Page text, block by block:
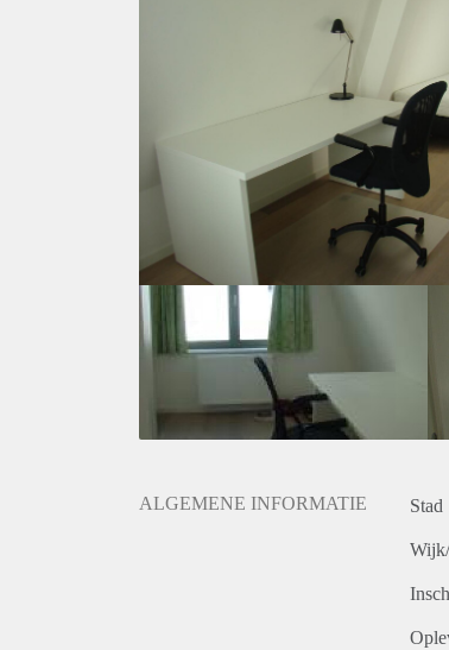
ALGEMENE INFORMATIE Stad